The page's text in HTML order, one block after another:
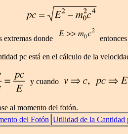
extremas donde
pc está en el cálculo de la
y cuando
al momento del fotón.
del Fotón Utilidad de la Cantidad